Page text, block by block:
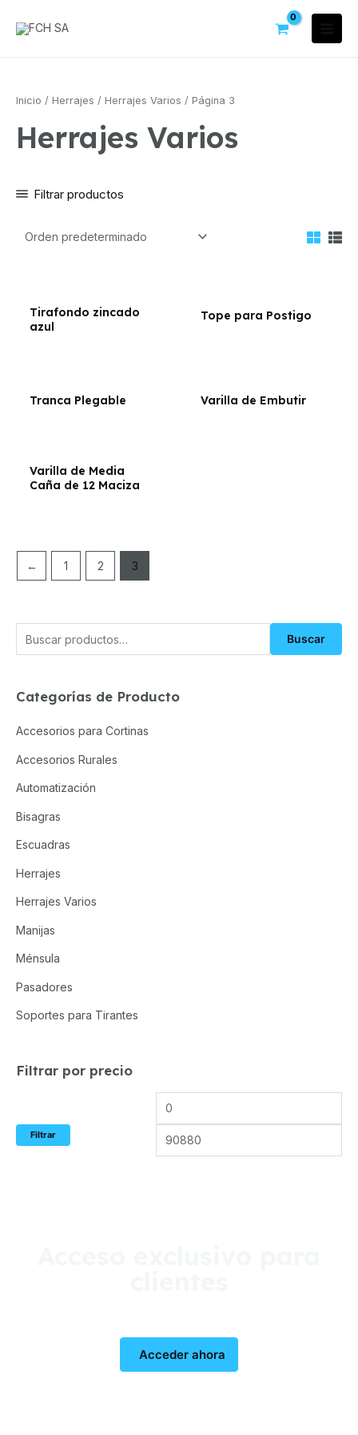
Inicio / Herrajes / Herrajes Varios / Página 3
Herrajes Varios
Filtrar productos
Tirafondo zincado
azul
Tope para Postigo
Tranca Plegable Varilla de Embutir
Varilla de Media
Caña de 12 Maciza
← 1 2 3
Buscar
Categorías de Producto
Accesorios para Cortinas
Accesorios Rurales
Automatización
Bisagras
Escuadras
Herrajes
Herrajes Varios
Manijas
Ménsula
Pasadores
Soportes para Tirantes
Filtrar por precio
Filtrar
Acceder ahora